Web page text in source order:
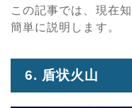
この記事では、現在
簡単に説明します。
6. 盾状火山